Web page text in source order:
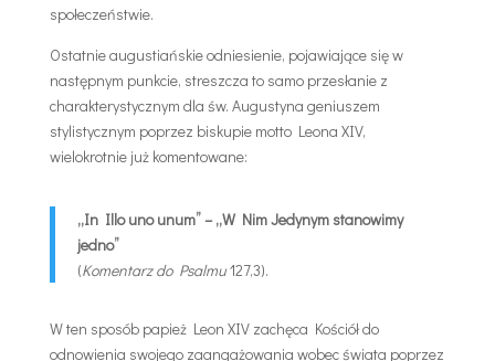
społeczeństwie.
Ostatnie augustiańskie odniesienie, pojawiające się w
następnym punkcie, streszcza to samo przesłanie z
charakterystycznym dla św. Augustyna geniuszem
stylistycznym poprzez biskupie motto Leona XIV,
wielokrotnie już komentowane:
„In Illo uno unum” – „W Nim Jedynym stanowimy
jedno”
(Komentarz do Psalmu127,3).
W ten sposób papież Leon XIV zachęca Kościół do
odnowienia swojego zaangażowania wobec świata poprzez